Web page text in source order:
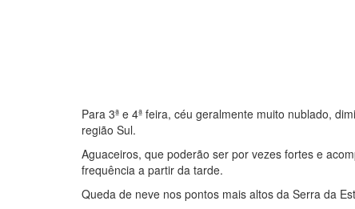
Para 3ª e 4ª feira, céu geralmente muito nublado,
região Sul.
Aguaceiros, que poderão ser por vezes fortes e
frequência a partir da tarde.
Queda de neve nos pontos mais altos da Serra da